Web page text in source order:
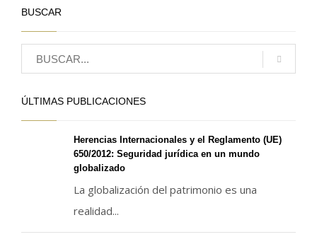
BUSCAR
ÚLTIMAS PUBLICACIONES
Herencias Internacionales y el Reglamento (UE)
650/2012: Seguridad jurídica en un mundo
globalizado
La globalización del patrimonio es una
realidad...